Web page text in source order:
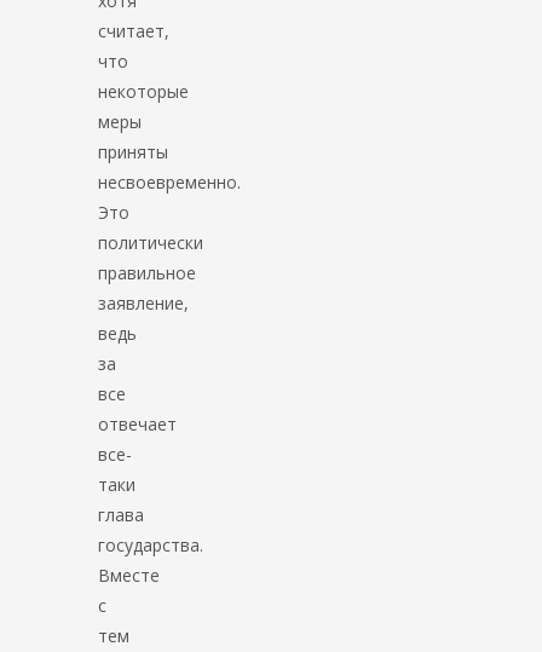
считает,
что
некоторые
меры
приняты
несвоевременно.
Это
политически
правильное
заявление,
ведь
за
все
отвечает
все-
таки
глава
государства.
Вместе
с
тем